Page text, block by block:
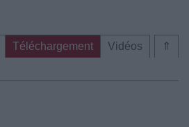
⇑
Téléchargement
Vidéos